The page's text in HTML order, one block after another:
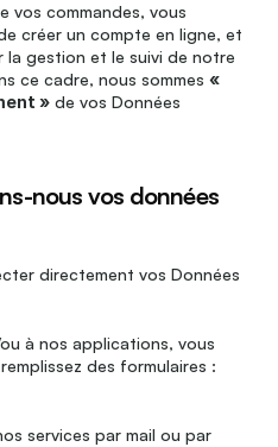
vos commandes, vous
créer un compte en ligne, et
la gestion et le suivi de notre
ce cadre, nous sommes «
» de vos Données
nous vos données
directement vos Données
à nos applications, vous
des formulaires :
services par mail ou par